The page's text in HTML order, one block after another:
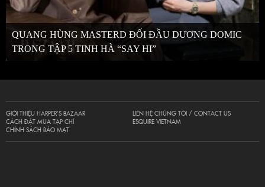
QUANG HÙNG MASTERD ĐỐI ĐẦU DƯƠNG DOMIC
TRONG TẬP 5 TINH HÀ “SAY HI”
GIỚI THIỆU HARPER’S BAZAAR
CÁCH ĐẶT MUA TẠP CHÍ
CHÍNH SÁCH BẢO MẬT
LIÊN HỆ CHÚNG TÔI / CONTACT US
ESQUIRE VIETNAM